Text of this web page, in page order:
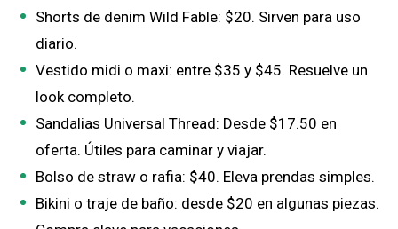
Shorts de denim Wild Fable: $20. Sirven para uso
diario.
Vestido midi o maxi: entre $35 y $45. Resuelve un
look completo.
Sandalias Universal Thread: Desde $17.50 en
oferta. Útiles para caminar y viajar.
Bolso de straw o rafia: $40. Eleva prendas simples.
Bikini o traje de baño: desde $20 en algunas piezas.